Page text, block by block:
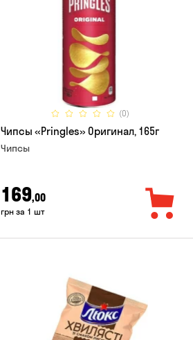
(0)
Чипсы «Pringles» Оригинал, 165г
Чипсы
169,00
грн за 1 шт